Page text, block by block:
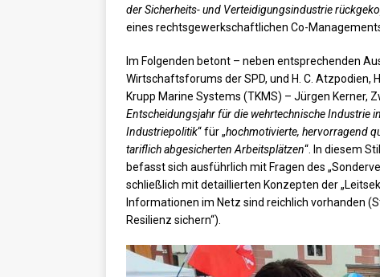
der Sicherheits- und Verteidigungsindustrie
eines rechtsgewerkschaftlichen Co-
Im Folgenden betont – neben entsprechenden
Wirtschaftsforums der SPD, und H. C.
Krupp Marine Systems (TKMS) – Jürgen Kerner,
Entscheidungsjahr für die wehrtechnische Industrie
Industriepolitik“ für „hochmotivierte, hervorragend
tariflich abgesicherten Arbeitsplätzen“. In diesem
befasst sich ausführlich mit Fragen des
schließlich mit detaillierten Konzepten der
Informationen im Netz sind reichlich vorhanden
Resilienz sichern“).